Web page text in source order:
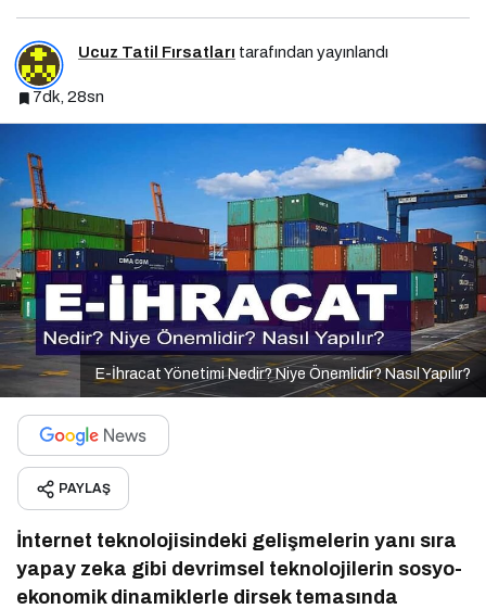
Ucuz Tatil Fırsatları tarafından yayınlandı
7dk, 28sn
E-İhracat Yönetimi Nedir? Niye Önemlidir? Nasıl Yapılır?
PAYLAŞ
İnternet teknolojisindeki gelişmelerin yanı sıra
yapay zeka gibi devrimsel teknolojilerin sosyo-
ekonomik dinamiklerle dirsek temasında